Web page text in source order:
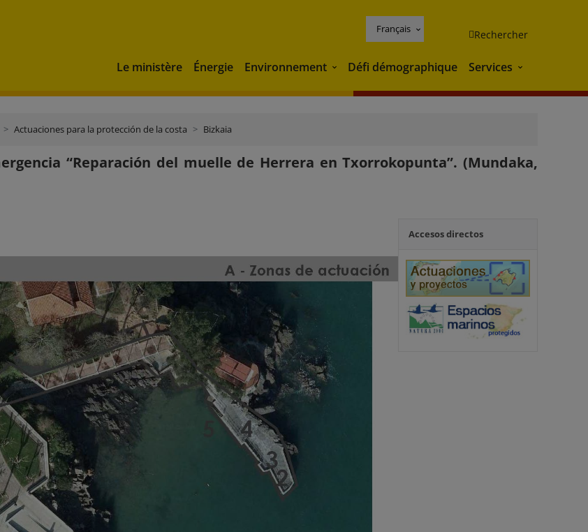
Français Rechercher
Le ministère Énergie Environnement Environnement
Défi démographique Services Services
Actuaciones para la protección de la costa Bizkaia
“Reparación del muelle de Herrera en Txorrokopunta”. (Mundaka,
Accesos directos